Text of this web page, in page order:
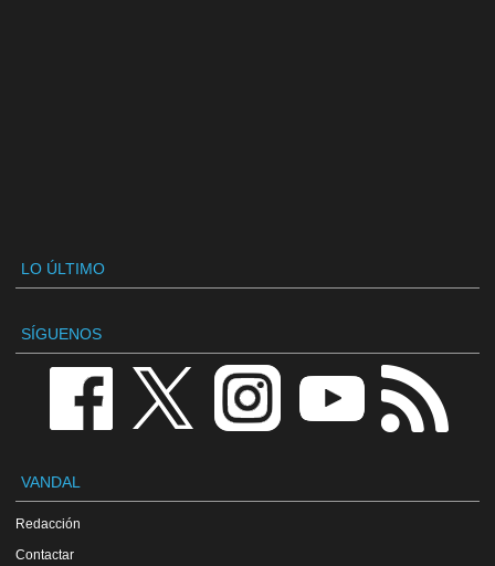
LO ÚLTIMO
SÍGUENOS
VANDAL
Redacción
Contactar